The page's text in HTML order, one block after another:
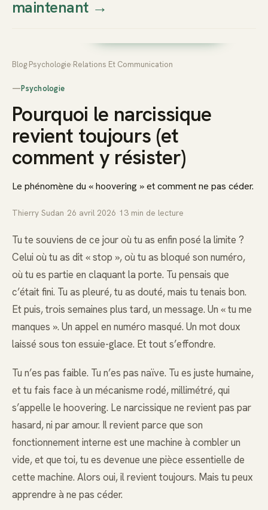
Thierry
Prendre rendez-vous dès
maintenant→
Blog Psychologie Relations Et Communication
—Psychologie
Pourquoi le narcissique
revient toujours (et
comment y résister)
Le phénomène du « hoovering » et comment ne pas céder.
Thierry Sudan 26 avril 2026 13 min de lecture
Tu te souviens de ce jour où tu as enfin posé la limite ?
Celui où tu as dit « stop », où tu as bloqué son numéro,
où tu es partie en claquant la porte. Tu pensais que
c’était fini. Tu as pleuré, tu as douté, mais tu tenais bon.
Et puis, trois semaines plus tard, un message. Un « tu me
manques ». Un appel en numéro masqué. Un mot doux
laissé sous ton essuie-glace. Et tout s’effondre.
Tu n’es pas faible. Tu n’es pas naïve. Tu es juste humaine,
et tu fais face à un mécanisme rodé, millimétré, qui
s’appelle le hoovering. Le narcissique ne revient pas par
hasard, ni par amour. Il revient parce que son
fonctionnement interne est une machine à combler un
vide, et que toi, tu es devenue une pièce essentielle de
cette machine. Alors oui, il revient toujours. Mais tu peux
apprendre à ne pas céder.